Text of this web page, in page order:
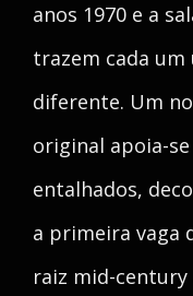
anos 1970 e a
trazem cada um
diferente. Um
original apoia-
entalhados,
a primeira vaga
raiz mid-century